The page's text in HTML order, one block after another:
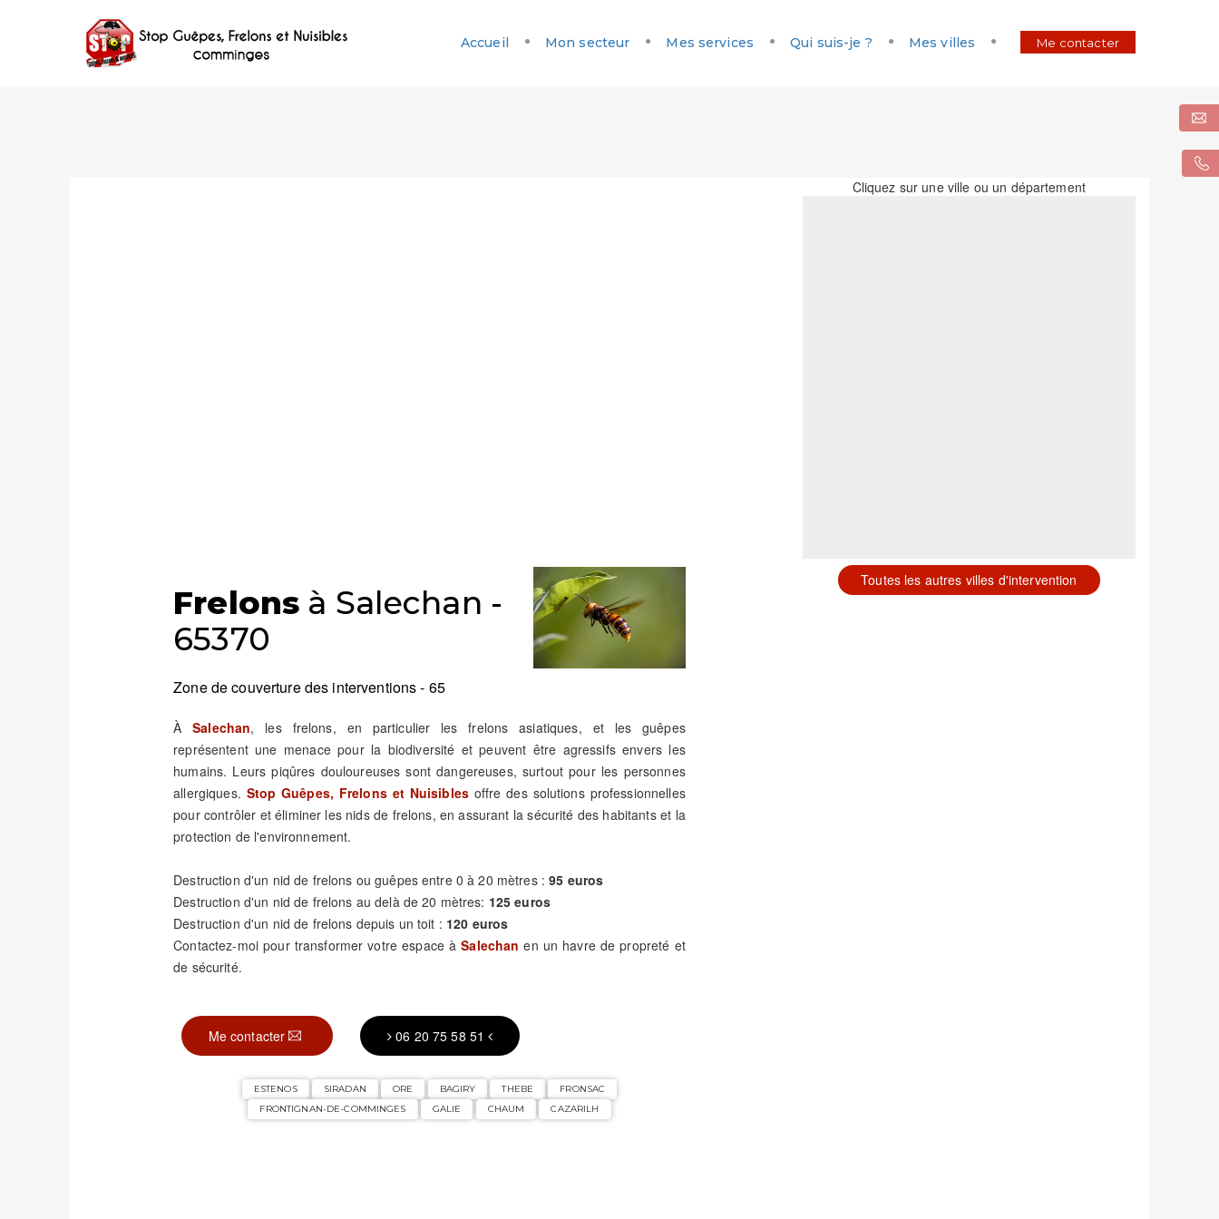
Accueil Mon secteur Mes services Qui suis-je ? Mes villes Me contacter
Frelons à Salechan -
65370
Zone de couverture des interventions - 65
ÀSalechan, les frelons, en particulier les frelons asiatiques, et les guêpes
représentent une menace pour la biodiversité et peuvent être agressifs envers les
humains. Leurs piqûres douloureuses sont dangereuses, surtout pour les personnes
allergiques. Stop Guêpes, Frelons et Nuisiblesoffre des solutions professionnelles
pour contrôler et éliminer les nids de frelons, en assurant la sécurité des habitants et la
protection de l'environnement.
Destruction d'un nid de frelons ou guêpes entre 0 à 20 mètres :95 euros
Destruction d'un nid de frelons au delà de 20 mètres: 125 euros
Destruction d'un nid de frelons depuis un toit : 120 euros
Contactez-moi pour transformer votre espace àSalechan en un havre de propreté et
de sécurité.
Me contacter 06 20 75 58 51
ESTENOS SIRADAN ORE BAGIRY THEBE
FRONSAC
FRONTIGNAN-DE-COMMINGES
GALIE CHAUM CAZARILH
Cliquez sur une ville ou un département
Toutes les autres villes d'intervention